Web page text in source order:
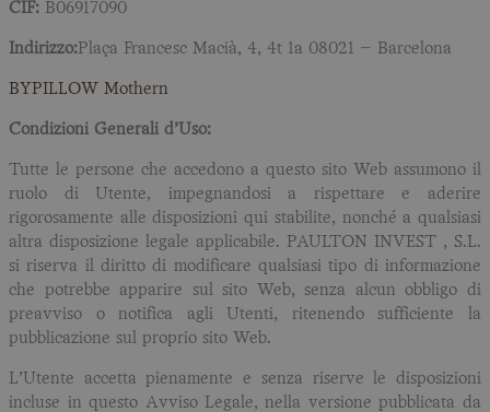
CIF: B06917090
Indirizzo:Plaça Francesc Macià, 4, 4t 1a 08021 – Barcelona
BYPILLOW Mothern
Condizioni Generali d’Uso:
Tutte le persone che accedono a questo sito Web assumono il
ruolo di Utente, impegnandosi a rispettare e aderire
rigorosamente alle disposizioni qui stabilite, nonché a qualsiasi
altra disposizione legale applicabile. PAULTON INVEST , S.L.
si riserva il diritto di modificare qualsiasi tipo di informazione
che potrebbe apparire sul sito Web, senza alcun obbligo di
preavviso o notifica agli Utenti, ritenendo sufficiente la
pubblicazione sul proprio sito Web.
L’Utente accetta pienamente e senza riserve le disposizioni
incluse in questo Avviso Legale, nella versione pubblicata da